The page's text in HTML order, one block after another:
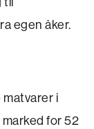
egen åker.
i
for 52